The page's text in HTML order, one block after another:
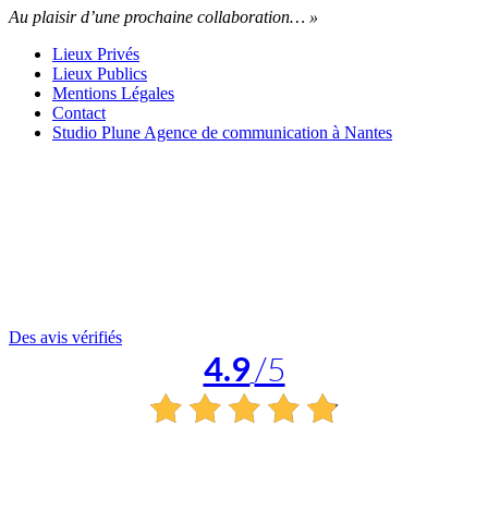
Au plaisir d’une prochaine collaboration… »
Lieux Privés
Lieux Publics
Mentions Légales
Contact
Studio Plune Agence de communication à Nantes
Des avis vérifiés
4.9/5